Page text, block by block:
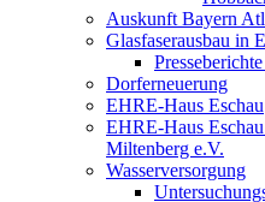
Auskunft Bayern
Glasfaserausbau in
Dorferneuerung
EHRE-Haus Eschau
EHRE-Haus
Miltenberg e.V.
Wasserversorgung